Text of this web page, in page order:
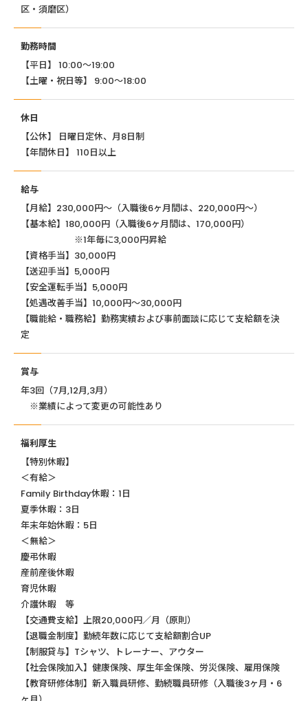
区・須磨区）
勤務時間
【平日】 10:00〜19:00
【土曜・祝日等】 9:00〜18:00
休日
【公休】 日曜日定休、月8日制
【年間休日】 110日以上
給与
【月給】230,000円～（入職後6ヶ月間は、220,000円～）
【基本給】180,000円（入職後6ヶ月間は、170,000円）
※1年毎に3,000円昇給
【資格手当】30,000円
【送迎手当】5,000円
【安全運転手当】5,000円
【処遇改善手当】10,000円～30,000円
【職能給・職務給】勤務実績および事前面談に応じて支給額を決
定
賞与
年3回（7月,12月,3月）
※業績によって変更の可能性あり
福利厚生
【特別休暇】
＜有給＞
Family Birthday休暇：1日
夏季休暇：3日
年末年始休暇：5日
＜無給＞
慶弔休暇
産前産後休暇
育児休暇
介護休暇 等
【交通費支給】上限20,000円／月（原則）
【退職金制度】勤続年数に応じて支給額割合UP
【制服貸与】Tシャツ、トレーナー、アウター
【社会保険加入】健康保険、厚生年金保険、労災保険、雇用保険
【教育研修体制】新入職員研修、勤続職員研修（入職後3ヶ月・6